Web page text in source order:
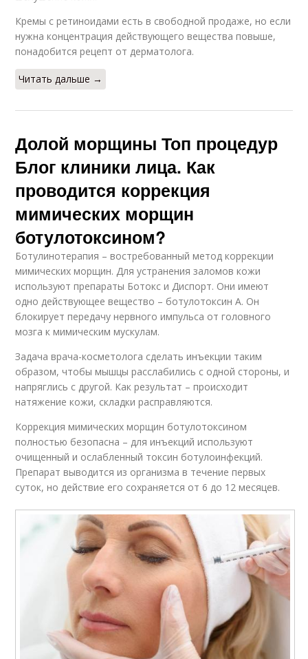
Кремы с ретиноидами есть в свободной продаже, но если
нужна концентрация действующего вещества повыше,
понадобится рецепт от дерматолога.
Читать дальше →
Долой морщины Топ процедур
Блог клиники лица. Как
проводится коррекция
мимических морщин
ботулотоксином?
Ботулинотерапия – востребованный метод коррекции
мимических морщин. Для устранения заломов кожи
используют препараты Ботокс и Диспорт. Они имеют
одно действующее вещество – ботулотоксин А. Он
блокирует передачу нервного импульса от головного
мозга к мимическим мускулам.
Задача врача-косметолога сделать инъекции таким
образом, чтобы мышцы расслабились с одной стороны, и
напряглись с другой. Как результат – происходит
натяжение кожи, складки расправляются.
Коррекция мимических морщин ботулотоксином
полностью безопасна – для инъекций используют
очищенный и ослабленный токсин ботулоинфекций.
Препарат выводится из организма в течение первых
суток, но действие его сохраняется от 6 до 12 месяцев.